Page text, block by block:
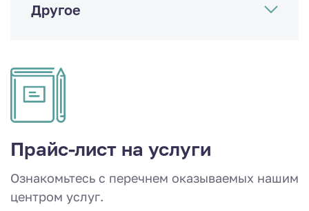
Другое
Прайс-лист на услуги
Ознакомьтесь с перечнем оказываемых нашим
центром услуг.